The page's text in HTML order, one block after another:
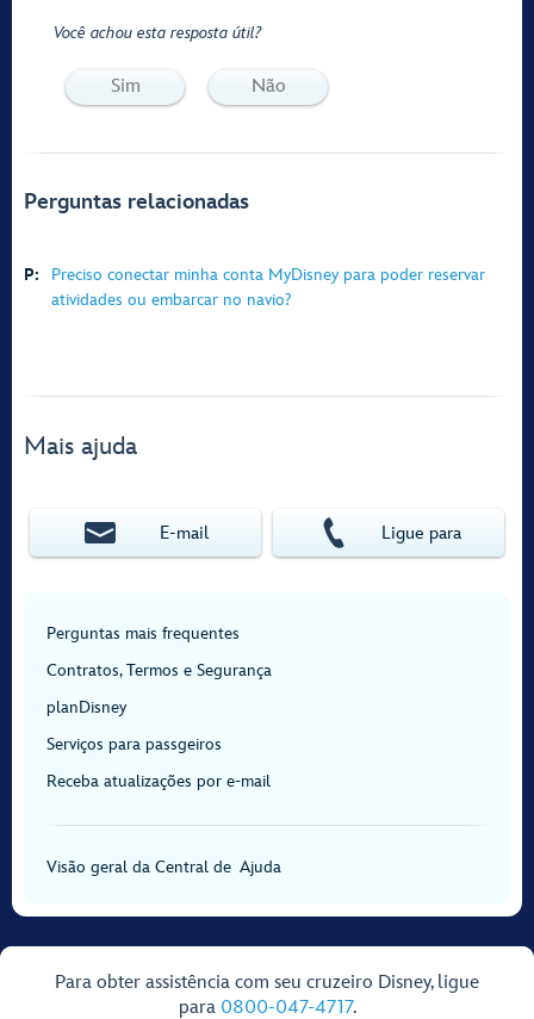
Você achou esta resposta útil?
Sim Não
Perguntas relacionadas
P:
Preciso conectar minha conta MyDisney para poder reservar
atividades ou embarcar no navio?
Mais ajuda
E‑mail Ligue para
Perguntas mais frequentes
Contratos, Termos e Segurança
planDisney
Serviços para passgeiros
Receba atualizações por e-mail
Visão geral da Central de Ajuda
Para obter assistência com seu cruzeiro Disney, ligue
para 0800-047-4717.